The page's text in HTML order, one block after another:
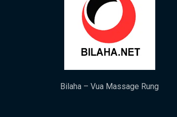
Bilaha – Vua Massage Rung